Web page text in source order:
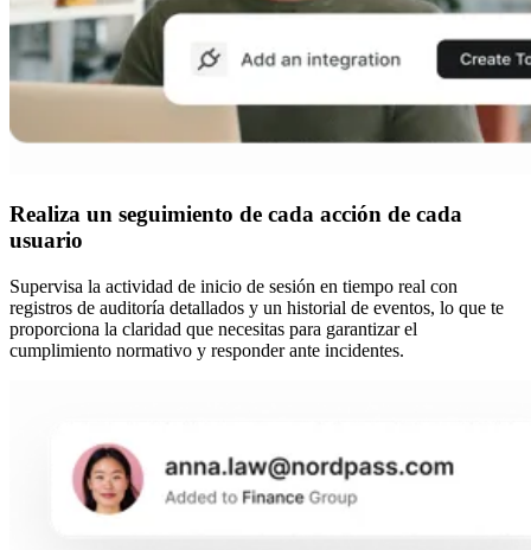
Realiza un seguimiento de cada acción de cada
usuario
Supervisa la actividad de inicio de sesión en tiempo real con
registros de auditoría detallados y un historial de eventos, lo que te
proporciona la claridad que necesitas para garantizar el
cumplimiento normativo y responder ante incidentes.